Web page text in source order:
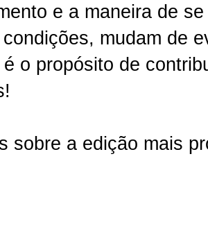
e a maneira de
mudam de
o propósito de
sobre a edição mais